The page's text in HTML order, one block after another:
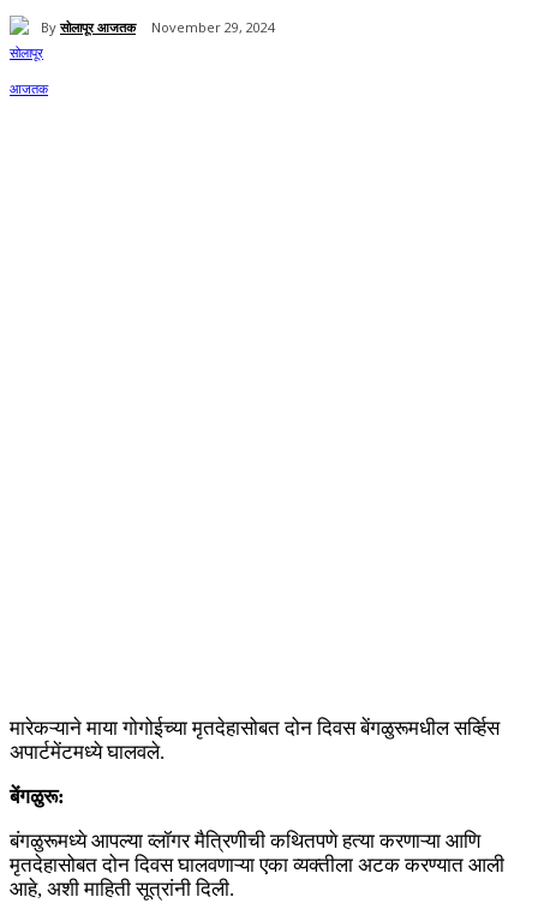
By सोलापूर आजतक November 29, 2024
मारेकऱ्याने माया गोगोईच्या मृतदेहासोबत दोन दिवस बेंगळुरूमधील सर्व्हिस
अपार्टमेंटमध्ये घालवले.
बेंगळुरू:
बंगळुरूमध्ये आपल्या व्लॉगर मैत्रिणीची कथितपणे हत्या करणाऱ्या आणि
मृतदेहासोबत दोन दिवस घालवणाऱ्या एका व्यक्तीला अटक करण्यात आली
आहे, अशी माहिती सूत्रांनी दिली.